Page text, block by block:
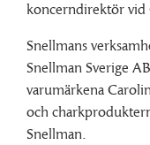
koncerndirektör vid
Snellmans
Snellman Sverige
varumärkena
och
Snellman.